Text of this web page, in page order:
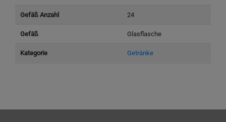
Gefäß Anzahl 24
Gefäß Glasflasche
Kategorie Getränke